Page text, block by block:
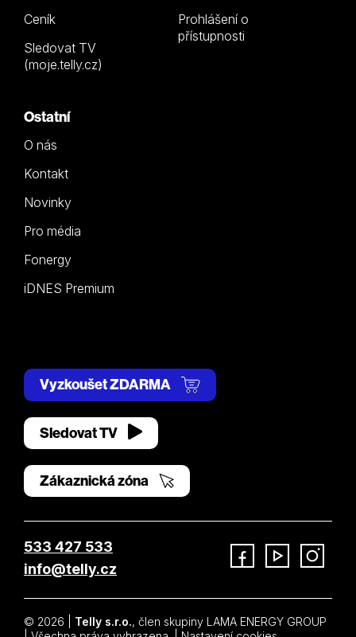
Ceník
Sledovat TV
(moje.telly.cz)
Prohlášení o
přístupnosti
Ostatní
O nás
Kontakt
Novinky
Pro média
Fonergy
iDNES Premium
Vyzkoušet ZDARMA
Sledovat TV
Zákaznická zóna
533 427 533
info@telly.cz
© 2026 | Telly s.r.o., člen skupiny LAMA ENERGY GROUP